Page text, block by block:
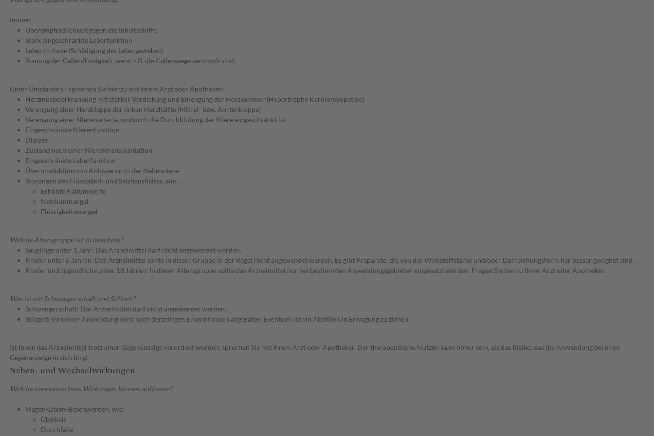
Immer:
Überempfindlichkeit gegen die Inhaltsstoffe
Stark eingeschränkte Leberfunktion
Leberzirrhose (Schädigung des Lebergewebes)
Stauung der Gallenflüssigkeit, wenn z.B. die Gallenwege verstopft sind.
Unter Umständen - sprechen Sie hierzu mit Ihrem Arzt oder Apotheker:
Herzmuskelerkrankung mit starker Verdickung und Einengung der Herzkammer (Hypertrophe Kardiomyopathie)
Verengung einer Herzklappe der linken Herzhälfte (Mitral- bzw. Aortenklappe)
Verengung einer Nierenarterie, wodurch die Durchblutung der Niere eingeschränkt ist
Eingeschränkte Nierenfunktion
Dialyse
Zustand nach einer Nierentransplantation
Eingeschränkte Leberfunktion
Überproduktion von Aldosteron in der Nebenniere
Störungen des Flüssigkeit- und Salzhaushaltes, wie:
Erhöhte Kaliumwerte
Natriummangel
Flüssigkeitsmangel
Welche Altersgruppe ist zu beachten?
Säuglinge unter 1 Jahr: Das Arzneimittel darf nicht angewendet werden.
Kinder unter 6 Jahren: Das Arzneimittel sollte in dieser Gruppe in der Regel nicht angewendet werden. Es gibt Präparate, die von der Wirkstoffstärke und/oder Darreichungsform her besser geeignet sind.
Kinder und Jugendliche unter 18 Jahren: In dieser Altersgruppe sollte das Arzneimittel nur bei bestimmten Anwendungsgebieten eingesetzt werden. Fragen Sie hierzu Ihren Arzt oder Apotheker.
Was ist mit Schwangerschaft und Stillzeit?
Schwangerschaft: Das Arzneimittel darf nicht angewendet werden.
Stillzeit: Von einer Anwendung wird nach derzeitigen Erkenntnissen abgeraten. Eventuell ist ein Abstillen in Erwägung zu ziehen.
Ist Ihnen das Arzneimittel trotz einer Gegenanzeige verordnet worden, sprechen Sie mit Ihrem Arzt oder Apotheker. Der therapeutische Nutzen kann höher sein, als das Risiko, das die Anwendung bei einer
Gegenanzeige in sich birgt.
Neben- und Wechselwirkungen
Welche unerwünschten Wirkungen können auftreten?
Magen-Darm-Beschwerden, wie:
Übelkeit
Durchfälle